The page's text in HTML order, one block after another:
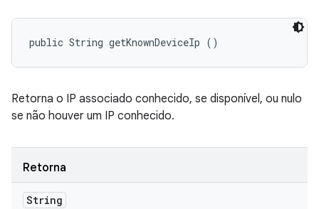
public String getKnownDeviceIp ()
Retorna o IP associado conhecido, se disponível, ou nulo
se não houver um IP conhecido.
Retorna
String